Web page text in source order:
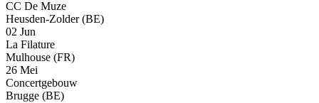
CC De Muze
Heusden-Zolder (BE)
02 Jun
La Filature
Mulhouse (FR)
26 Mei
Concertgebouw
Brugge (BE)